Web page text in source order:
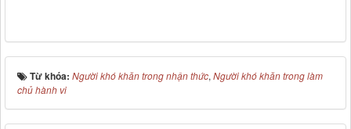
Từ khóa: Người khó khăn trong nhận thức, Người khó khăn trong làm
chủ hành vi